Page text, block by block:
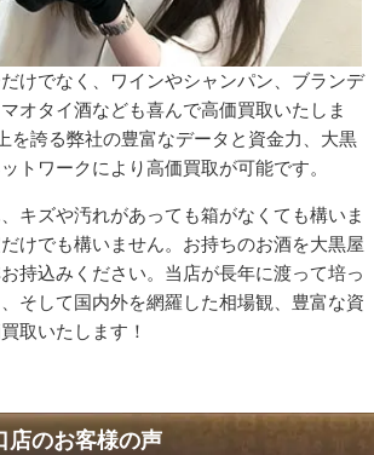
けでなく、ワインやシャンパン、ブランデ
オタイ酒なども喜んで高価買取いたしま
を誇る弊社の豊富なデータと資金力、大黒
トワークにより高価買取が可能です。
キズや汚れがあっても箱がなくても構いま
けでも構いません。お持ちのお酒を大黒屋
持込みください。当店が長年に渡って培っ
そして国内外を網羅した相場観、豊富な資
取いたします！
店のお客様の声